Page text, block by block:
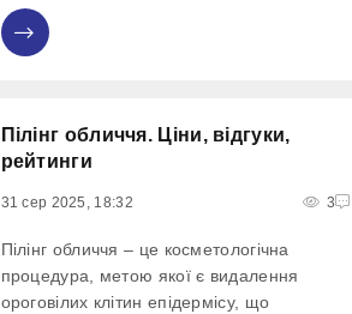
орган при з'єднанні утворює форму підкови
або галети, нагадує форму літери L. Сім
Пілінг обличчя. Ціни, відгуки,
рейтинги
31 сер 2025, 18:32 3
Пілінг обличчя – це косметологічна
процедура, метою якої є видалення
ороговілих клітин епідермісу, що